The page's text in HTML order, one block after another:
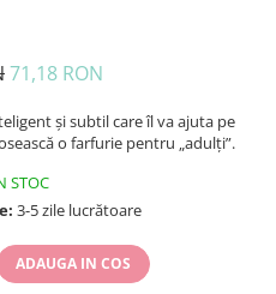
71,18 RON
și subtil care îl va ajuta pe
o farfurie pentru „adulți”.
STOC
3-5 zile lucrătoare
ADAUGA IN COS